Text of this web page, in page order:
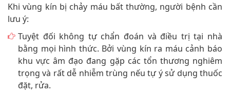
Khi vùng kín bị chảy máu bất thường, người bệnh cần
lưu ý:
Tuyệt đối không tự chẩn đoán và điều trị tại nhà
bằng mọi hình thức. Bởi vùng kín ra máu cảnh báo
khu vực âm đạo đang gặp các tổn thương nghiêm
trọng và rất dễ nhiễm trùng nếu tự ý sử dụng thuốc
đặt, rửa.